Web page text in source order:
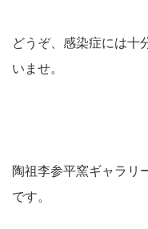
どうぞ、感染症には十
いませ。
陶祖李参平窯ギャラリ
です。